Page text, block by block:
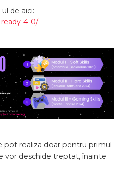
de aici:
4-0/
pot realiza doar pentru primul
vor deschide treptat, înainte